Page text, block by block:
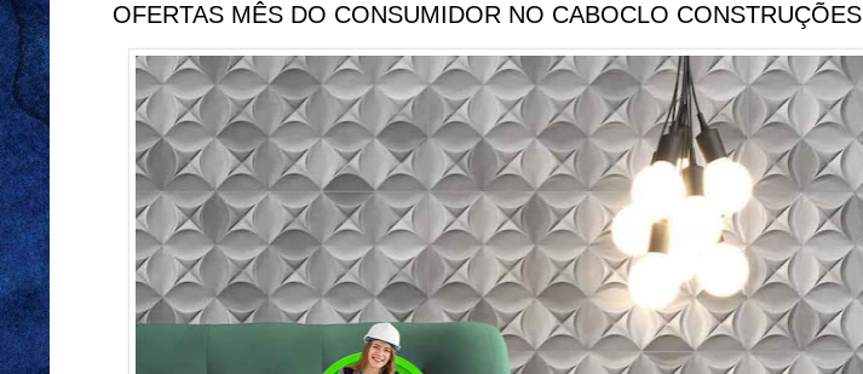
OFERTAS MÊS DO CONSUMIDOR NO CABOCLO CONSTRUÇÕES